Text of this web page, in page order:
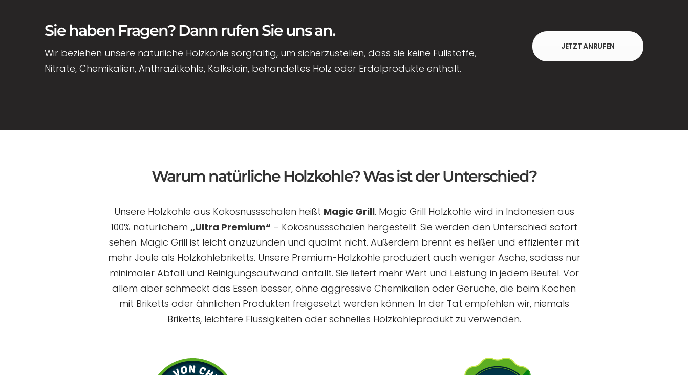
Sie haben Fragen? Dann rufen Sie uns an.
Wir beziehen unsere natürliche Holzkohle sorgfältig, um sicherzustellen, dass sie keine Füllstoffe,
Nitrate, Chemikalien, Anthrazitkohle, Kalkstein, behandeltes Holz oder Erdölprodukte enthält.
JETZT ANRUFEN
Warum natürliche Holzkohle? Was ist der Unterschied?
Unsere Holzkohle aus Kokosnussschalen heißt Magic Grill. Magic Grill Holzkohle wird in Indonesien aus
100% natürlichem „Ultra Premium“ – Kokosnussschalen hergestellt. Sie werden den Unterschied sofort
sehen. Magic Grill ist leicht anzuzünden und qualmt nicht. Außerdem brennt es heißer und effizienter mit
mehr Joule als Holzkohlebriketts. Unsere Premium-Holzkohle produziert auch weniger Asche, sodass nur
minimaler Abfall und Reinigungsaufwand anfällt. Sie liefert mehr Wert und Leistung in jedem Beutel. Vor
allem aber schmeckt das Essen besser, ohne aggressive Chemikalien oder Gerüche, die beim Kochen
mit Briketts oder ähnlichen Produkten freigesetzt werden können. In der Tat empfehlen wir, niemals
Briketts, leichtere Flüssigkeiten oder schnelles Holzkohleprodukt zu verwenden.